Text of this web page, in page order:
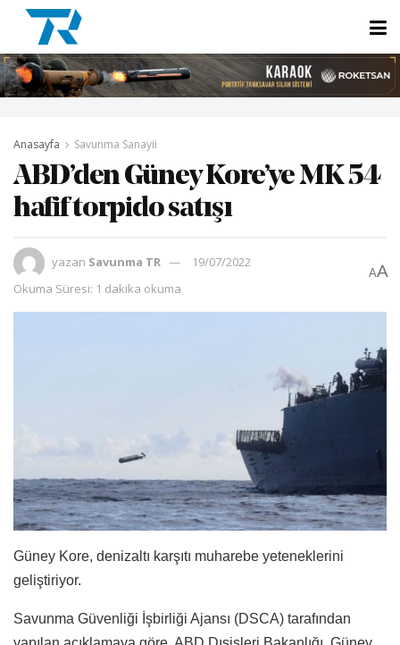
Anasayfa Savunma Sanayii
ABD’den Güney Kore’ye MK 54
hafif torpido satışı
yazan Savunma TR
19/07/2022
Okuma Süresi: 1 dakika okuma
AA
Güney Kore, denizaltı karşıtı muharebe yeteneklerini
geliştiriyor.
Savunma Güvenliği İşbirliği Ajansı (DSCA) tarafından